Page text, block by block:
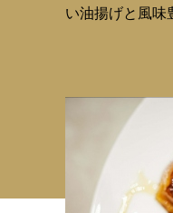
い油揚げと風味